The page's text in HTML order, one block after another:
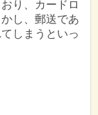
り、カードロ
し、郵送であ
しまうといっ